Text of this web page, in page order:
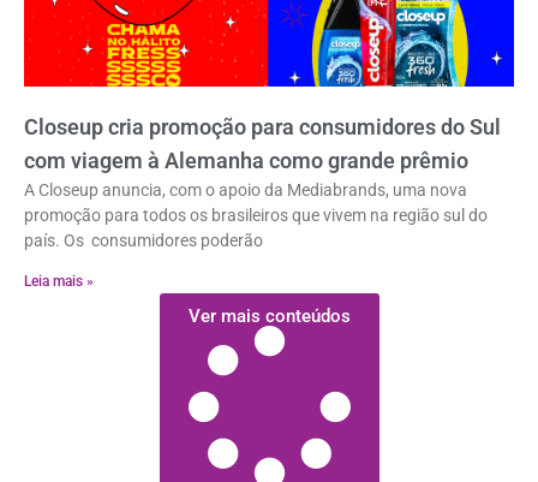
Closeup cria promoção para consumidores do Sul
com viagem à Alemanha como grande prêmio
A Closeup anuncia, com o apoio da Mediabrands, uma nova
promoção para todos os brasileiros que vivem na região sul do
país. Os consumidores poderão
Leia mais »
Ver mais conteúdos